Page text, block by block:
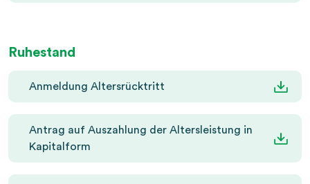
Ruhestand
Anmeldung Altersrücktritt
Antrag auf Auszahlung der Altersleistung in
Kapitalform